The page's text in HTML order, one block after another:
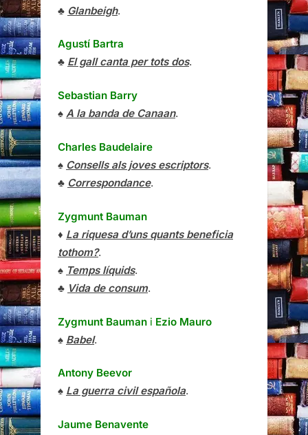
♣ Glanbeigh.
Agustí Bartra
♣ El gall canta per tots dos.
Sebastian Barry
♠ A la banda de Canaan.
Charles Baudelaire
♠ Consells als joves escriptors.
♣ Correspondance.
Zygmunt Bauman
♦ La riquesa d’uns quants beneficia
tothom?.
♠ Temps líquids.
♣ Vida de consum.
Zygmunt Bauman i Ezio Mauro
♠ Babel.
Antony Beevor
♠ La guerra civil española.
Jaume Benavente